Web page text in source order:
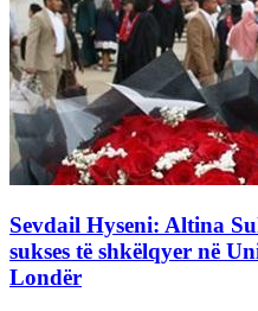
Sevdail Hyseni: Altina
sukses të shkëlqyer në
Londër